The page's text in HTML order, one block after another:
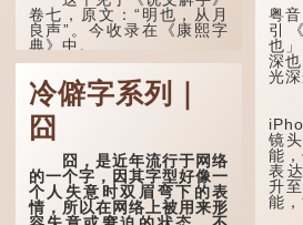
卷七，原文：“明也，从月
良声”。今收录在《康熙字
典》中。
这个字，用法颇多。
“朤朤干坤，舍我其
谁。”干坤是《周易》中的
两个卦名，这里指天地、宇
宙等，形容政治清明，天下
太平！
“天空朤朤，任鸟儿高
飞。”也是指天清气明，鸟
冷僻字系列｜
囧
囧，是近年流行于网络
的一个字，因其字型好像一
个人失意时双眉弯下的表
情，所以在网络上被用来形
粤
引
也
深
光深
多
镜
能
表
升
能